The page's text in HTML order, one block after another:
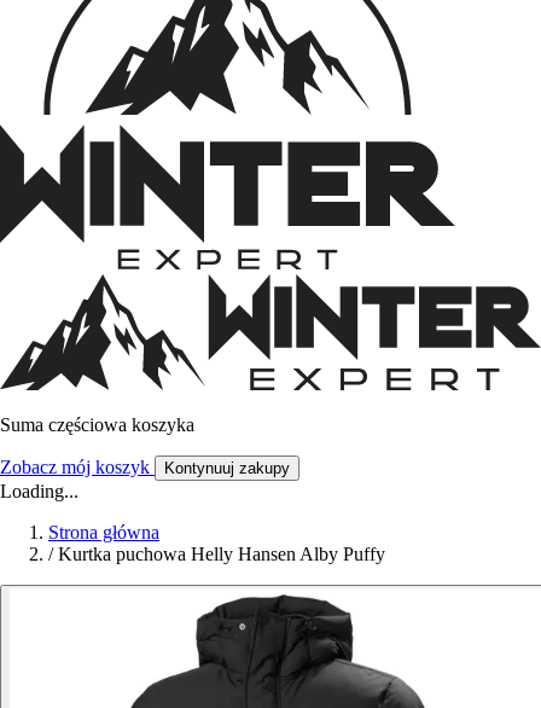
Suma częściowa koszyka
Zobacz mój koszyk Kontynuuj zakupy
Loading...
Strona główna
/ Kurtka puchowa Helly Hansen Alby Puffy